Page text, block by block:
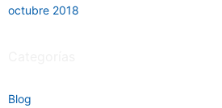
octubre 2018
Blog